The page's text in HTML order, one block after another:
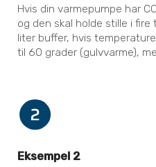
Hvis din varmepumpe har
og den skal holde stille i
liter buffer, hvis
til 60 grader (gulvvarme),
Eksempel 2